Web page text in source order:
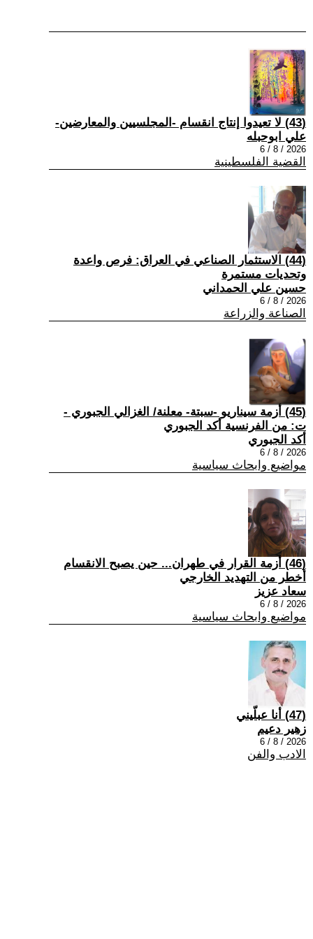
(43) لا تعيدوا إنتاج انقسام -المجلسيين والمعارضين-
علي ابوحبله
2026 / 8 / 6
القضية الفلسطينية
(44) الاستثمار الصناعي في العراق: فرص واعدة
وتحديات مستمرة
حسين علي الحمداني
2026 / 8 / 6
الصناعة والزراعة
(45) أزمة سيناريو -سبتة- معلنة/ الغزالي الجبوري -
ت: من الفرنسية أكد الجبوري
أكد الجبوري
2026 / 8 / 6
مواضيع وابحاث سياسية
(46) أزمة القرار في طهران... حين يصبح الانقسام
أخطر من التهديد الخارجي
سعاد عزيز
2026 / 8 / 6
مواضيع وابحاث سياسية
(47) أنا عبلّيني
زهير دعيم
2026 / 8 / 6
الادب والفن